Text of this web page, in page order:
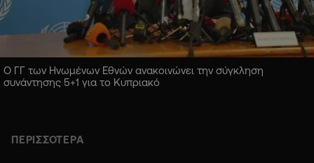
Ο ΓΓ των Ηνωμένων Εθνών ανακοινώνει την σύγκληση
συνάντησης 5+1 για το Κυπριακό
ΠΕΡΙΣΣΟΤΕΡΑ